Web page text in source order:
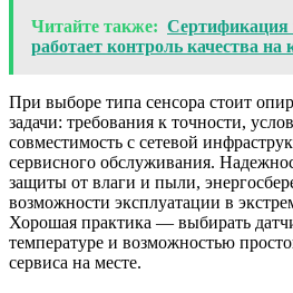
Читайте также:
работает контроль качества на
При выборе типа сенсора стоит
задачи: требования к точности,
совместимость с сетевой
сервисного обслуживания.
защиты от влаги и пыли,
возможности эксплуатации в
Хорошая практика — выбирать
температуре и возможностью
сервиса на месте.